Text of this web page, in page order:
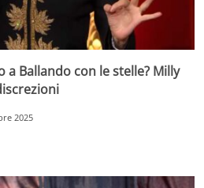
a Ballando con le stelle? Milly
2025